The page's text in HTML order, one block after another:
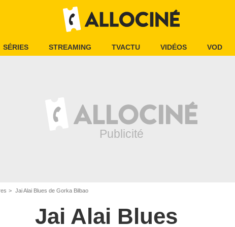
SÉRIES STREAMING TVACTU VIDÉOS VOD
Jai Alai Blues de Gorka Bilbao
Jai Alai Blues